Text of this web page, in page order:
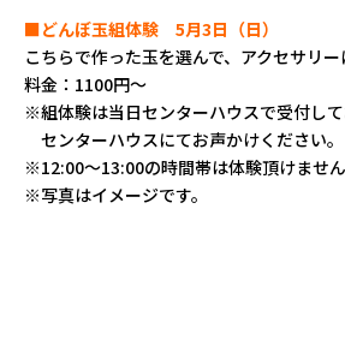
■どんぼ玉組体験 5月3日（日）
こちらで作った玉を選んで、アクセサリー
料金：1100円～
※組体験は当日センターハウスで受付して
センターハウスにてお声かけください。
※12:00～13:00の時間帯は体験頂けません
※写真はイメージです。